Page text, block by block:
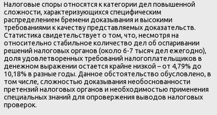
Налоговые споры относятся к категории дел повышенной
сложности, характеризующихся специфическим
распределением бремени доказывания и высокими
требованиями к качеству представляемых доказательств.
Статистика свидетельствует о том, что, несмотря на
относительно стабильное количество дел об оспаривании
решений налоговых органов (около 6-7 тысяч дел ежегодно),
доля удовлетворенных требований налогоплательщиков в
денежном выражении остается крайне низкой – от 4,79% до
10,18% в разные годы. Данное обстоятельство обусловлено, в
том числе, сложностью доказывания необоснованности
претензий налоговых органов и необходимостью применения
специальных знаний для опровержения выводов налоговых
проверок.